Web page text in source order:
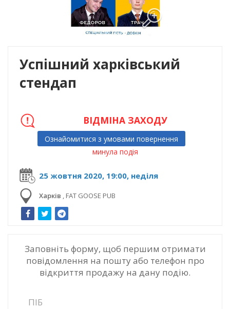
Успішний харківський
стендап
25 жовтня 2020, 19:00, неділя
Харків , FAT GOOSE PUB
ВІДМІНА ЗАХОДУ
Ознайомитися з умовами повернення
минула подія
Заповніть форму, щоб першим отримати
повідомлення на пошту або телефон про
відкриття продажу на дану подію.
ПІБ